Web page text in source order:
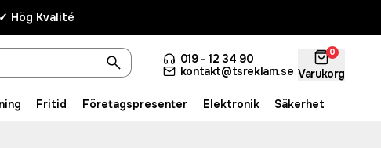
Hög Kvalité
019 - 12 34 90
kontakt@tsreklam.se
0
Varukorg
Fritid Företagspresenter Elektronik Säkerhet